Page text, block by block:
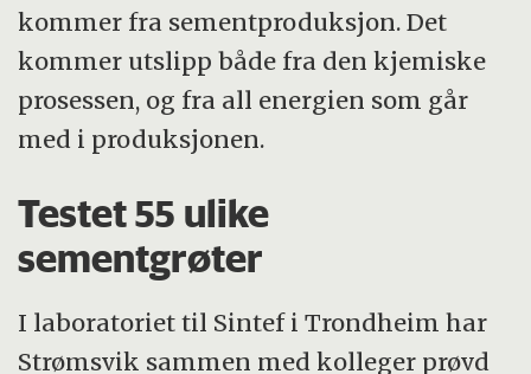
kommer fra sementproduksjon. Det
kommer utslipp både fra den kjemiske
prosessen, og fra all energien som går
med i produksjonen.
Testet 55 ulike
sementgrøter
I laboratoriet til Sintef i Trondheim har
Strømsvik sammen med kolleger prøvd